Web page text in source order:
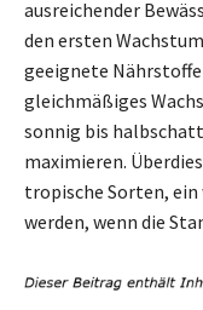
ausreichender
den ersten
geeignete
gleichmäßiges
sonnig bis
maximieren.
tropische Sorten,
werden, wenn die